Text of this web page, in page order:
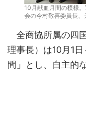
10月献血月間の模様
会の今村敬喜委員長、
全商協所属の四
理事長）は10月1
間」とし、自主的